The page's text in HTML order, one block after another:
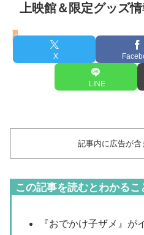
上映館＆限定グッズ情
映画おでかけ子ザメ
X
LINE
記事内に広告が含
この記事を読むとわかるこ
『おでかけ子ザメ』が